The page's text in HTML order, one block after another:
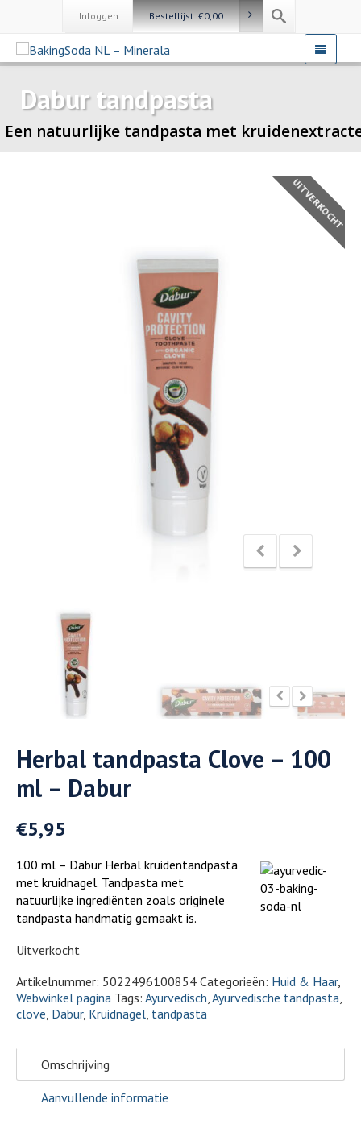
Inloggen Bestellijst:€0,00
Dabur tandpasta
Een natuurlijke tandpasta met
UITVERKOCHT
Herbal tandpasta Clove – 100
ml – Dabur
€5,95
100 ml – Dabur Herbal kruidentandpasta
met kruidnagel. Tandpasta met
natuurlijke ingrediënten zoals originele
tandpasta handmatig gemaakt is.
Uitverkocht
Artikelnummer: 5022496100854 Categorieën: Huid & Haar,
Webwinkel pagina Tags: Ayurvedisch Ayurvedische tandpasta
clove Dabur, Kruidnagel tandpasta
Omschrijving
Aanvullende informatie